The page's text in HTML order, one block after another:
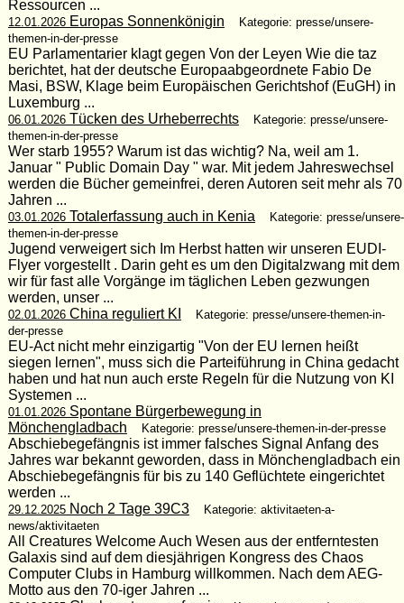
Ressourcen ...
12.01.2026Europas Sonnenkönigin
Kategorie: presse/unsere-
themen-in-der-presse
EU Parlamentarier klagt gegen Von der Leyen Wie die taz
berichtet, hat der deutsche Europaabgeordnete Fabio De
Masi, BSW, Klage beim Europäischen Gerichtshof (EuGH) in
Luxemburg ...
06.01.2026Tücken des Urheberrechts
Kategorie: presse/unsere-
themen-in-der-presse
Wer starb 1955? Warum ist das wichtig? Na, weil am 1.
Januar " Public Domain Day " war. Mit jedem Jahreswechsel
werden die Bücher gemeinfrei, deren Autoren seit mehr als 70
Jahren ...
03.01.2026Totalerfassung auch in Kenia
Kategorie: presse/unsere-
themen-in-der-presse
Jugend verweigert sich Im Herbst hatten wir unseren EUDI-
Flyer vorgestellt . Darin geht es um den Digitalzwang mit dem
wir für fast alle Vorgänge im täglichen Leben gezwungen
werden, unser ...
02.01.2026China reguliert KI
Kategorie: presse/unsere-themen-in-
der-presse
EU-Act nicht mehr einzigartig "Von der EU lernen heißt
siegen lernen", muss sich die Parteiführung in China gedacht
haben und hat nun auch erste Regeln für die Nutzung von KI
Systemen ...
01.01.2026Spontane Bürgerbewegung in
Mönchengladbach
Kategorie: presse/unsere-themen-in-der-presse
Abschiebegefängnis ist immer falsches Signal Anfang des
Jahres war bekannt geworden, dass in Mönchengladbach ein
Abschiebegefängnis für bis zu 140 Geflüchtete eingerichtet
werden ...
29.12.2025Noch 2 Tage 39C3
Kategorie: aktivitaeten-a-
news/aktivitaeten
All Creatures Welcome Auch Wesen aus der entferntesten
Galaxis sind auf dem diesjährigen Kongress des Chaos
Computer Clubs in Hamburg willkommen. Nach dem AEG-
Motto aus den 70-iger Jahren ...